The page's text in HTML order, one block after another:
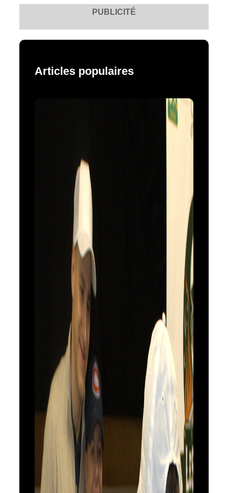
PUBLICITÉ
Articles populaires